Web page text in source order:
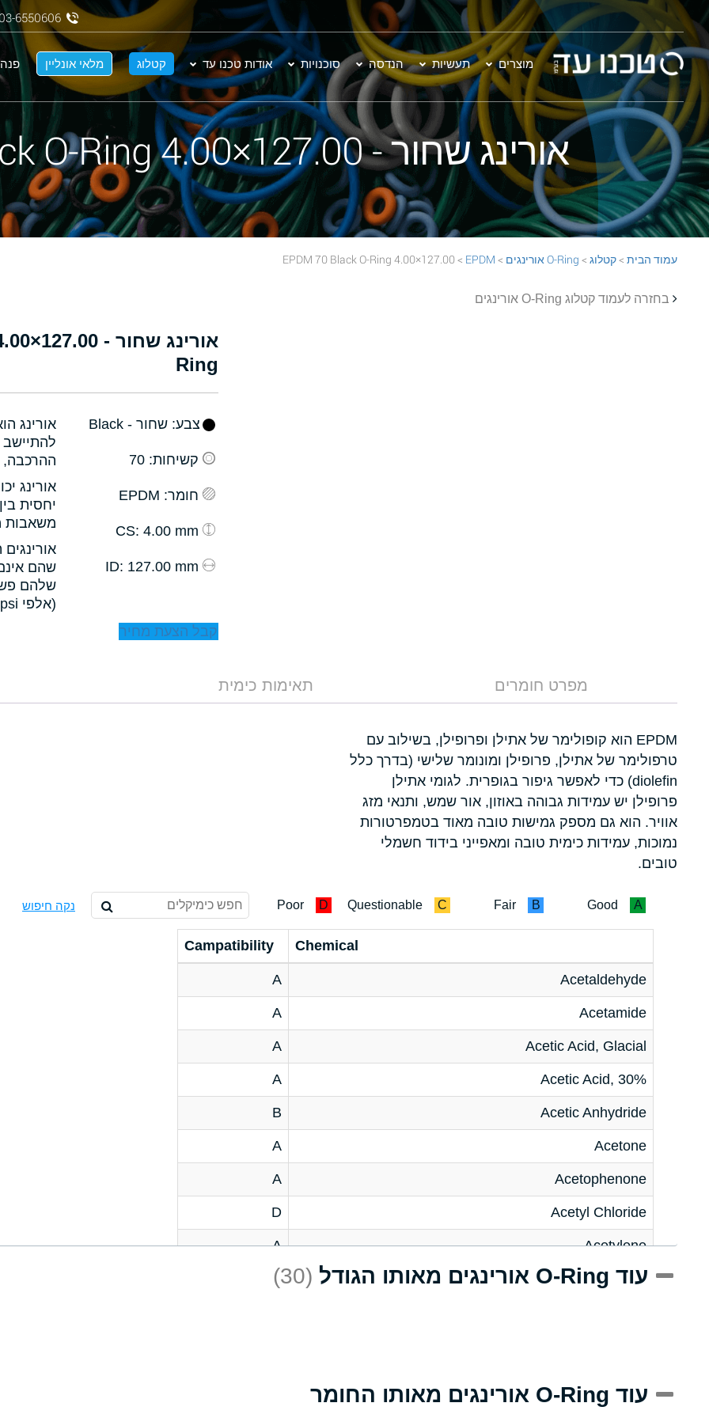
מוצרים תעשיות הנדסה סוכנויות אודות טכנו עד קטלוג מלאי אונליין פנה
03-6550606
אורינג שחור - 127.00×4.00 EPDM 70 Black O-Ring
עמוד הבית >קטלוג > O-Ring אורינגים >
EPDM
> 127.00×4.00 EPDM 70 Black O-Ring
בחזרה לעמוד קטלוג O-Ring אורינגים
Ring
אורינג
להתיישב
ההרכבה,
אורינג
יחסית
משאבות
שהם
שלהם
(אלפי psi).
צבע: שחור - Black
קשיחות: 70
חומר: EPDM
: 4.00 mm
: 127.00 mm
קבל הצעת מחיר
מפרט חומרים תאימות כימית
EPDM הוא קופולימר של אתילן ופרופילן, בשילוב עם
טרפולימר של אתילן, פרופילן ומונומר שלישי (בדרך כלל
diolefin) כדי לאפשר גיפור בגופרית. לגומי אתילן
פרופילן יש עמידות גבוהה באוזון, אור שמש, ותנאי מזג
אוויר. הוא גם מספק גמישות טובה מאוד בטמפרטורות
נמוכות, עמידות כימית טובה ומאפייני בידוד חשמלי
טובים.
A
Good
B
Fair
C
Questionable
D
Poor נקה חיפוש
Chemical
Campatibility
Acetaldehyde
A
Acetamide
A
Acetic Acid, Glacial
A
Acetic Acid, 30%
A
Acetic Anhydride
B
Acetone
A
Acetophenone
A
Acetyl Chloride
D
Acetylene
A
Acrlylonitrile
D
Aluminum Acetate (Aqueous)
עוד O-Ring אורינגים מאותו הגודל (30)
עוד O-Ring אורינגים מאותו החומר